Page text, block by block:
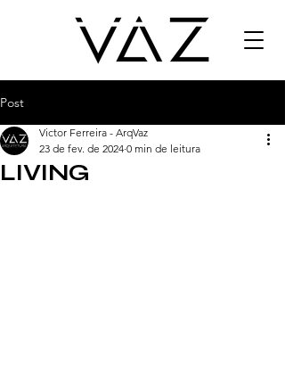
Post
LIVING
Victor Ferreira - ArqVaz
23 de fev. de 2024 0 min de leitura